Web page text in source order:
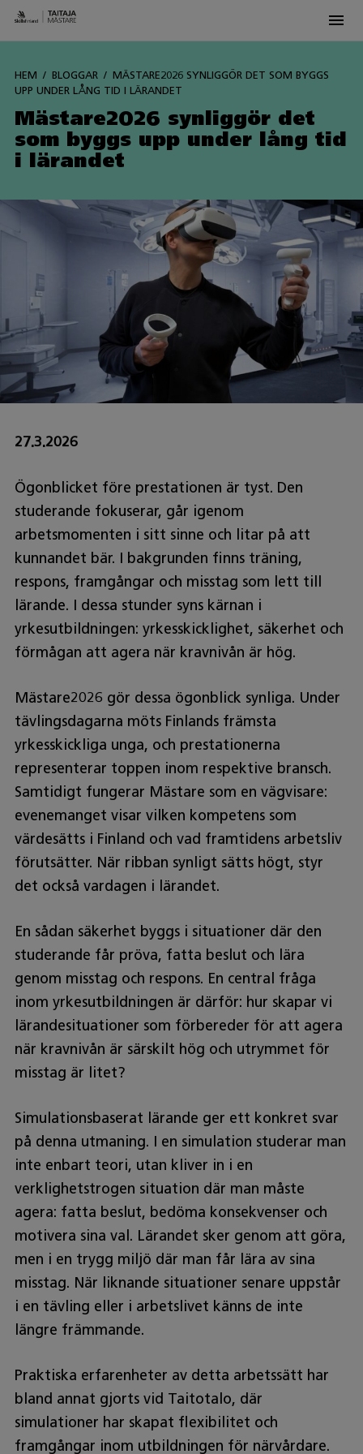
HEM BLOGGAR
MÄSTARE2026 SYNLIGGÖR DET SOM BYGGS
UPP UNDER LÅNG TID I LÄRANDET
Mästare2026 synliggör det
som byggs upp under lång tid
i lärandet
27.3.2026
Ögonblicket före prestationen är tyst. Den
studerande fokuserar, går igenom
arbetsmomenten i sitt sinne och litar på att
kunnandet bär. I bakgrunden finns träning,
respons, framgångar och misstag som lett till
lärande. I dessa stunder syns kärnan i
yrkesutbildningen: yrkesskicklighet, säkerhet och
förmågan att agera när kravnivån är hög.
Mästare2026 gör dessa ögonblick synliga. Under
tävlingsdagarna möts Finlands främsta
yrkesskickliga unga, och prestationerna
representerar toppen inom respektive bransch.
Samtidigt fungerar Mästare som en vägvisare:
evenemanget visar vilken kompetens som
värdesätts i Finland och vad framtidens arbetsliv
förutsätter. När ribban synligt sätts högt, styr
det också vardagen i lärandet.
En sådan säkerhet byggs i situationer där den
studerande får pröva, fatta beslut och lära
genom misstag och respons. En central fråga
inom yrkesutbildningen är därför: hur skapar vi
lärandesituationer som förbereder för att agera
när kravnivån är särskilt hög och utrymmet för
misstag är litet?
Simulationsbaserat lärande ger ett konkret svar
på denna utmaning. I en simulation studerar man
inte enbart teori, utan kliver in i en
verklighetstrogen situation där man måste
agera: fatta beslut, bedöma konsekvenser och
motivera sina val. Lärandet sker genom att göra,
men i en trygg miljö där man får lära av sina
misstag. När liknande situationer senare uppstår
i en tävling eller i arbetslivet känns de inte
längre främmande.
Praktiska erfarenheter av detta arbetssätt har
bland annat gjorts vid Taitotalo, där
simulationer har skapat flexibilitet och
framgångar inom utbildningen för närvårdare.